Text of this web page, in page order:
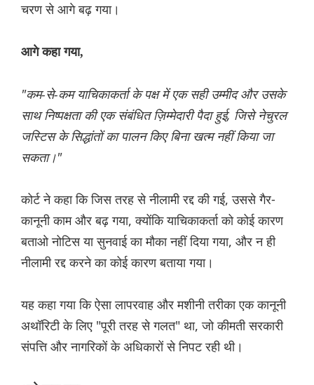
चरण से आगे बढ़ गया।
आगे कहा गया,
"कम-से-कम याचिकाकर्ता के पक्ष में एक सही उम्मीद और उसके
साथ निष्पक्षता की एक संबंधित ज़िम्मेदारी पैदा हुई, जिसे नेचुरल
जस्टिस के सिद्धांतों का पालन किए बिना खत्म नहीं किया जा
सकता।"
कोर्ट ने कहा कि जिस तरह से नीलामी रद्द की गई, उससे गैर-
कानूनी काम और बढ़ गया, क्योंकि याचिकाकर्ता को कोई कारण
बताओ नोटिस या सुनवाई का मौका नहीं दिया गया, और न ही
नीलामी रद्द करने का कोई कारण बताया गया।
यह कहा गया कि ऐसा लापरवाह और मशीनी तरीका एक कानूनी
अथॉरिटी के लिए "पूरी तरह से गलत" था, जो कीमती सरकारी
संपत्ति और नागरिकों के अधिकारों से निपट रही थी।